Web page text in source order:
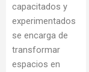
capacitados y
experimentados
se encarga de
transformar
espacios en